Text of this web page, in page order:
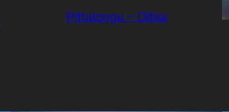
Pittulongu – Olbia